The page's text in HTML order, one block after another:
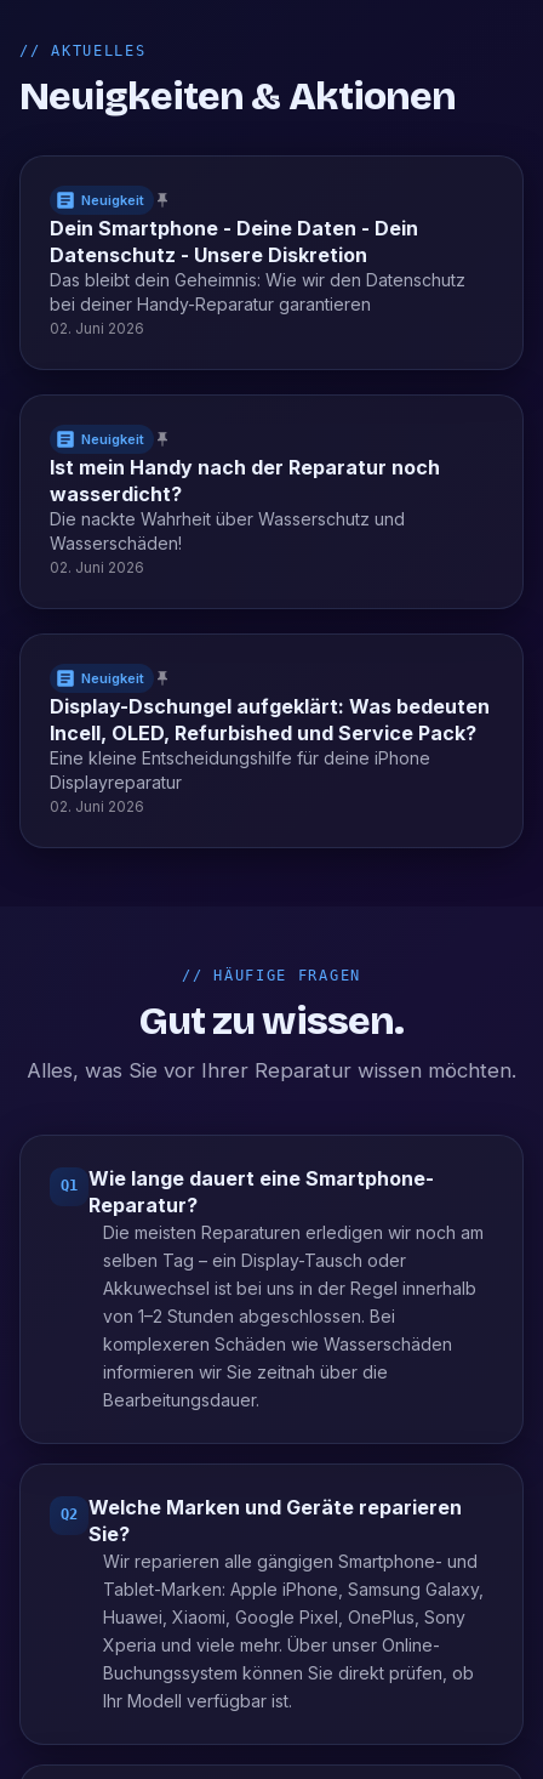
//AKTUELLES
Neuigkeiten & Aktionen
Neuigkeit
Dein Smartphone - Deine Daten - Dein
Datenschutz - Unsere Diskretion
Das bleibt dein Geheimnis: Wie wir den Datenschutz
bei deiner Handy-Reparatur garantieren
02. Juni 2026
Neuigkeit
Ist mein Handy nach der Reparatur noch
wasserdicht?
Die nackte Wahrheit über Wasserschutz und
Wasserschäden!
02. Juni 2026
Neuigkeit
Display-Dschungel aufgeklärt: Was bedeuten
Incell, OLED, Refurbished und Service Pack?
Eine kleine Entscheidungshilfe für deine iPhone
Displayreparatur
02. Juni 2026
// HÄUFIGE FRAGEN
Gut zu wissen.
Alles, was Sie vor Ihrer Reparatur wissen möchten.
Q1
Wie lange dauert eine Smartphone-
Reparatur?
Die meisten Reparaturen erledigen wir noch am
selben Tag – ein Display-Tausch oder
Akkuwechsel ist bei uns in der Regel innerhalb
von 1–2 Stunden abgeschlossen. Bei
komplexeren Schäden wie Wasserschäden
informieren wir Sie zeitnah über die
Bearbeitungsdauer.
Q2
Welche Marken und Geräte reparieren
Sie?
Wir reparieren alle gängigen Smartphone- und
Tablet-Marken: Apple iPhone, Samsung Galaxy,
Huawei, Xiaomi, Google Pixel, OnePlus, Sony
Xperia und viele mehr. Über unser Online-
Buchungssystem können Sie direkt prüfen, ob
Ihr Modell verfügbar ist.